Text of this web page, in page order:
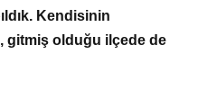
Kendisinin
gitmiş olduğu ilçede de